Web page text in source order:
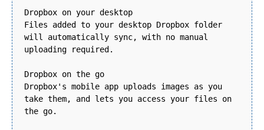
Dropbox on your desktop
Files added to your desktop Dropbox folder
will automatically sync, with no manual
uploading required.
Dropbox on the go
Dropbox's mobile app uploads images as you
take them, and lets you access your files on
the go.